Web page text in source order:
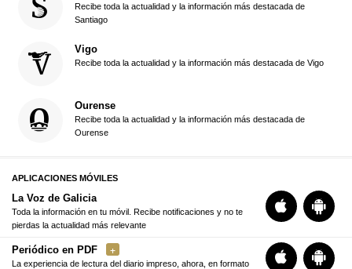
Recibe toda la actualidad y la información más destacada de
Santiago
Vigo
Recibe toda la actualidad y la información más destacada de Vigo
Ourense
Recibe toda la actualidad y la información más destacada de
Ourense
APLICACIONES MÓVILES
La Voz de Galicia
Toda la información en tu móvil. Recibe notificaciones y no te
pierdas la actualidad más relevante
Periódico en PDF
La experiencia de lectura del diario impreso, ahora, en formato